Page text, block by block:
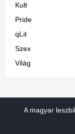
Kult
Pride
qLit
Szex
Világ
A magyar